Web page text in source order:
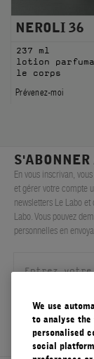
NEROLI 36
237 ml
lotion
le corps
Prévenez-moi
En vous inscrivan,
et gérer votre compte
newsletters Le Labo
Labo. Vous pouvez
personnelles en
We use
to analyse
personalised
social